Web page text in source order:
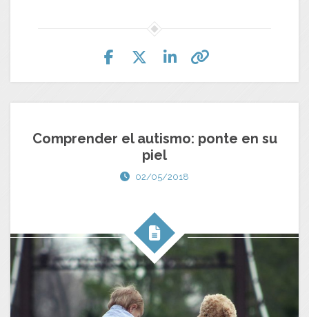
Comprender el autismo: ponte en su
piel
02/05/2018